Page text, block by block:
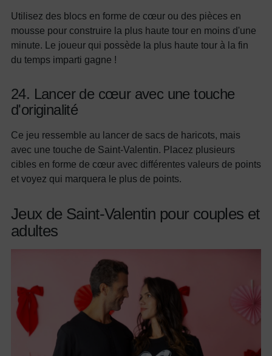
Utilisez des blocs en forme de cœur ou des pièces en
mousse pour construire la plus haute tour en moins d'une
minute. Le joueur qui possède la plus haute tour à la fin
du temps imparti gagne !
24. Lancer de cœur avec une touche
d'originalité
Ce jeu ressemble au lancer de sacs de haricots, mais
avec une touche de Saint-Valentin. Placez plusieurs
cibles en forme de cœur avec différentes valeurs de points
et voyez qui marquera le plus de points.
Jeux de Saint-Valentin pour couples et
adultes